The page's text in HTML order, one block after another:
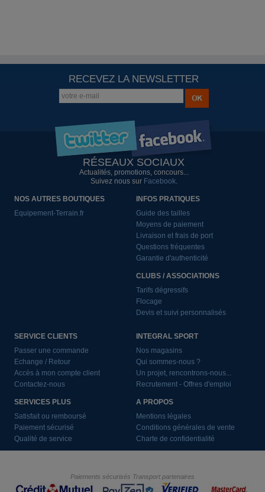
RECEVEZ LA NEWSLETTER
RÉSEAUX SOCIAUX
Actualités, promotions, concours...
Suivez nous sur Facebook.
NOS AUTRES BOUTIQUES
Equipement-Terrain.fr
INFOS PRATIQUES
Guide des tailles
Moyens de paiement
Livraison et frais de port
Questions fréquentes
Garantie d'authenticité
CLUBS / ASSOCIATIONS
Tarifs dégressifs
Flocage
Devis et suivi personnalisés
SERVICE CLIENTS
Passer une commande
Echange / Retour
Accès à mon compte client
Contactez-nous
SERVICES PLUS
Satisfait ou remboursé
Paiement sécurisé
Qualité de service
INTEGRAL SPORT
Nos magasins
Qui sommes-nous ?
Un projet, rencontrons-nous...
Recrutement - Offres d'emploi
A PROPOS
Mentions légales
Conditions générales de vente
Charte de confidentialité
Paiements sécurisés Transport partenaires